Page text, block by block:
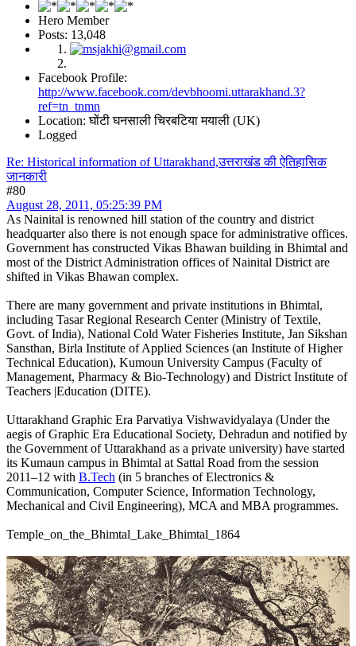
Hero Member
Posts: 13,048
Facebook Profile:
http://www.facebook.com/devbhoomi.uttarakhand.3?
ref=tn_tnmn
Location: घोंटी घनसाली चिरबटिया मयाली (UK)
Logged
Re: Historical information of Uttarakhand,उत्तराखंड की ऐतिहासिक
जानकारी
#80
August 28, 2011, 05:25:39 PM
As Nainital is renowned hill station of the country and district
headquarter also there is not enough space for administrative offices.
Government has constructed Vikas Bhawan building in Bhimtal and
most of the District Administration offices of Nainital District are
shifted in Vikas Bhawan complex.
There are many government and private institutions in Bhimtal,
including Tasar Regional Research Center (Ministry of Textile,
Govt. of India), National Cold Water Fisheries Institute, Jan Sikshan
Sansthan, Birla Institute of Applied Sciences (an Institute of Higher
Technical Education), Kumoun University Campus (Faculty of
Management, Pharmacy & Bio-Technology) and District Institute of
Teachers |Education (DITE).
Uttarakhand Graphic Era Parvatiya Vishwavidyalaya (Under the
aegis of Graphic Era Educational Society, Dehradun and notified by
the Government of Uttarakhand as a private university) have started
its Kumaun campus in Bhimtal at Sattal Road from the session
2011–12 with B.Tech (in 5 branches of Electronics &
Communication, Computer Science, Information Technology,
Mechanical and Civil Engineering), MCA and MBA programmes.
Temple_on_the_Bhimtal_Lake_Bhimtal_1864